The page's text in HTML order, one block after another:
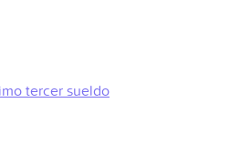
tercer sueldo